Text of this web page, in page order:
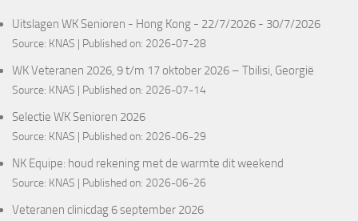
Uitslagen WK Senioren - Hong Kong - 22/7/2026 - 30/7/2026
Source: KNAS Published on: 2026-07-28
WK Veteranen 2026, 9 t/m 17 oktober 2026 – Tbilisi, Georgië
Source: KNAS Published on: 2026-07-14
Selectie WK Senioren 2026
Source: KNAS Published on: 2026-06-29
NK Equipe: houd rekening met de warmte dit weekend
Source: KNAS Published on: 2026-06-26
Veteranen clinicdag 6 september 2026